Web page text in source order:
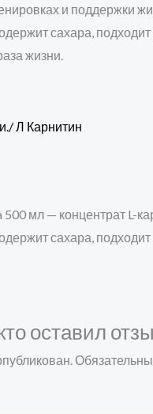
и поддержки
сахара,
жизни.
Л Карнитин
мл — концентрат L-
сахара,
оставил